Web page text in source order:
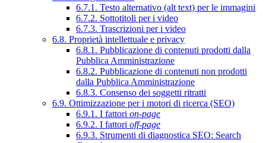
6.7.1. Testo alternativo (alt text) per le immagini
6.7.2. Sottotitoli per i video
6.7.3. Trascrizioni per i video
6.8. Proprietà intellettuale e privacy
6.8.1. Pubblicazione di contenuti prodotti dalla
Pubblica Amministrazione
6.8.2. Pubblicazione di contenuti non prodotti
dalla Pubblica Amministrazione
6.8.3. Consenso dei soggetti ritratti
6.9. Ottimizzazione per i motori di ricerca (SEO)
6.9.1. I fattori on-page
6.9.2. I fattori off-page
6.9.3. Strumenti di diagnostica SEO: Search